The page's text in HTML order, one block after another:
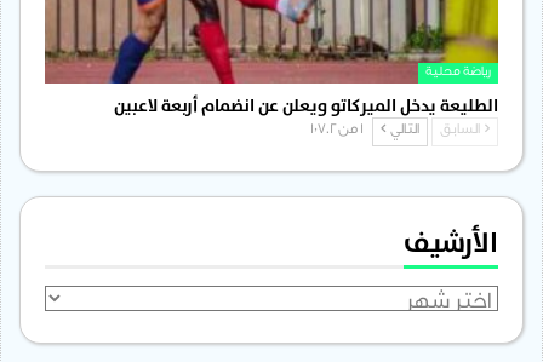
رياضة محلية
الطليعة يدخل الميركاتو ويعلن عن انضمام أربعة لاعبين
السابق التالي
الأرشيف
الأرشيف